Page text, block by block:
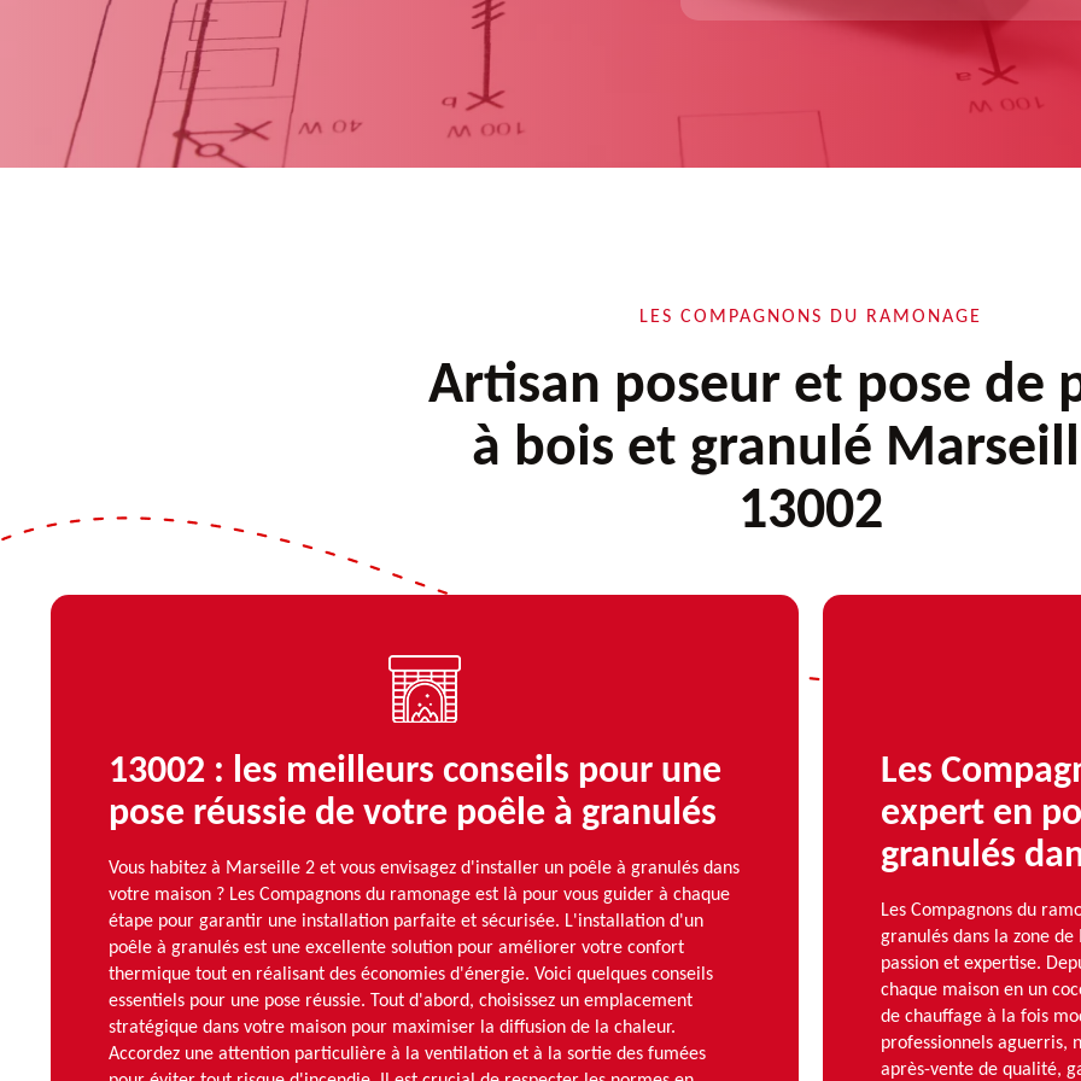
LES COMPAGNONS DU RAMONAGE
Artisan poseur et pose de
à bois et granulé
13002
13002 : les meilleurs conseils pour une
pose réussie de votre poêle à granulés
Vous habitez à Marseille 2 et vous envisagez d'installer un poêle à granulés dans
votre maison ? Les Compagnons du ramonage est là pour vous guider à chaque
étape pour garantir une installation parfaite et sécurisée. L'installation d'un
poêle à granulés est une excellente solution pour améliorer votre confort
thermique tout en réalisant des économies d'énergie. Voici quelques conseils
essentiels pour une pose réussie. Tout d'abord, choisissez un emplacement
stratégique dans votre maison pour maximiser la diffusion de la chaleur.
Accordez une attention particulière à la ventilation et à la sortie des fumées
Les
expert en
granulés
Les Compagnons du
granulés dans la zone
passion et expertise.
chaque maison en un
de chauffage à la fois
professionnels aguerris,
après-vente de qualité,